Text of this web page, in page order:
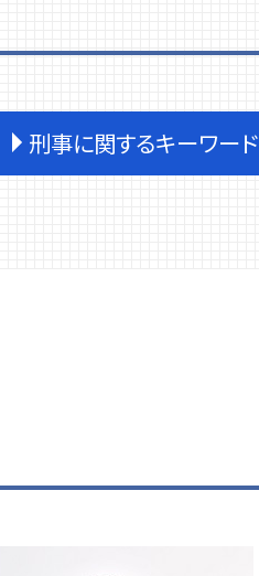
刑事に関するキーワード
事件 種類